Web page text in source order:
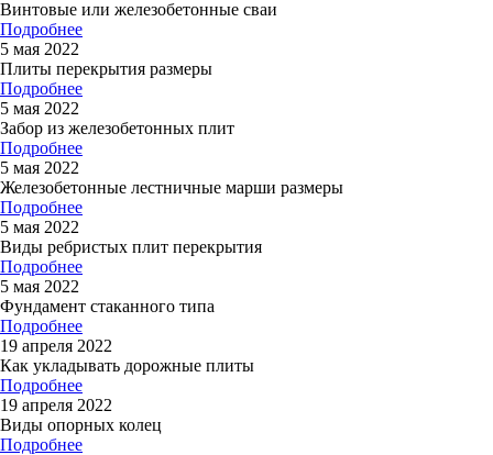
Винтовые или железобетонные сваи
Подробнее
5 мая 2022
Плиты перекрытия размеры
Подробнее
5 мая 2022
Забор из железобетонных плит
Подробнее
5 мая 2022
Железобетонные лестничные марши размеры
Подробнее
5 мая 2022
Виды ребристых плит перекрытия
Подробнее
5 мая 2022
Фундамент стаканного типа
Подробнее
19 апреля 2022
Как укладывать дорожные плиты
Подробнее
19 апреля 2022
Виды опорных колец
Подробнее